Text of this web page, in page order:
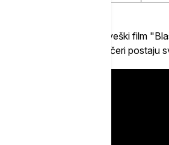
kategoriji najgledaniji norveški film
proslave momačke večeri postaju